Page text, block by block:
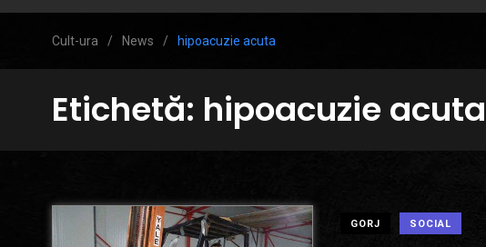
Cult-ura / News / hipoacuzie acuta
Etichetă: hipoacuzie acuta
GORJ SOCIAL